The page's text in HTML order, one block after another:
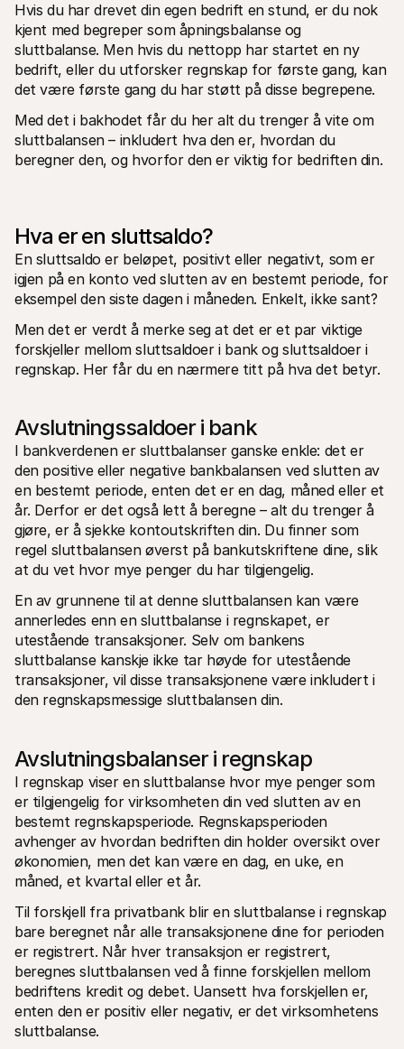
Tekniske ressurser
Utviklerportal
Oppdag utviklerressurser og oppdateringer
Biblioteker
Integrer Mollie med ferdige biblioteker
Discord-fellesskap
Bli med i vårt utviklerfellesskap
Sjekk
Les
Om Mollie
Priser
Se våre priser
Les siste nytt fra Mollie
Stillinger
Kom og jobb hos oss - vi ansetter!
Kontakt
For shoppere
For Mollie-kunder
Ta kontakt med vårt kundestøtteteam
Kontakt salg
Oppdag hvordan vi kan hjelpe bedriften din
Hvis du har drevet din egen bedrift en stund, er du nok
kjent med begreper som åpningsbalanse og
sluttbalanse. Men hvis du nettopp har startet en ny
bedrift, eller du utforsker regnskap for første gang, kan
det være første gang du har støtt på disse begrepene.
Med det i bakhodet får du her alt du trenger å vite om
sluttbalansen – inkludert hva den er, hvordan du
beregner den, og hvorfor den er viktig for bedriften din.
Hva er en sluttsaldo?
En sluttsaldo er beløpet, positivt eller negativt, som er
igjen på en konto ved slutten av en bestemt periode, for
eksempel den siste dagen i måneden. Enkelt, ikke sant?
Men det er verdt å merke seg at det er et par viktige
forskjeller mellom sluttsaldoer i bank og sluttsaldoer i
regnskap. Her får du en nærmere titt på hva det betyr.
Avslutningssaldoer i bank
I bankverdenen er sluttbalanser ganske enkle: det er
den positive eller negative bankbalansen ved slutten av
en bestemt periode, enten det er en dag, måned eller et
år. Derfor er det også lett å beregne – alt du trenger å
gjøre, er å sjekke kontoutskriften din. Du finner som
regel sluttbalansen øverst på bankutskriftene dine, slik
at du vet hvor mye penger du har tilgjengelig.
En av grunnene til at denne sluttbalansen kan være
annerledes enn en sluttbalanse i regnskapet, er
utestående transaksjoner. Selv om bankens
sluttbalanse kanskje ikke tar høyde for utestående
transaksjoner, vil disse transaksjonene være inkludert i
den regnskapsmessige sluttbalansen din.
Avslutningsbalanser i regnskap
I regnskap viser en sluttbalanse hvor mye penger som
er tilgjengelig for virksomheten din ved slutten av en
bestemt regnskapsperiode. Regnskapsperioden
avhenger av hvordan bedriften din holder oversikt over
økonomien, men det kan være en dag, en uke, en
måned, et kvartal eller et år.
Til forskjell fra privatbank blir en sluttbalanse i regnskap
bare beregnet når alle transaksjonene dine for perioden
er registrert. Når hver transaksjon er registrert,
beregnes sluttbalansen ved å finne forskjellen mellom
bedriftens kredit og debet. Uansett hva forskjellen er,
enten den er positiv eller negativ, er det virksomhetens
sluttbalanse.